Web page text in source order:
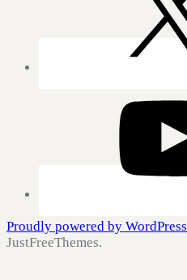
Proudly powered by WordPress
JustFreeThemes.